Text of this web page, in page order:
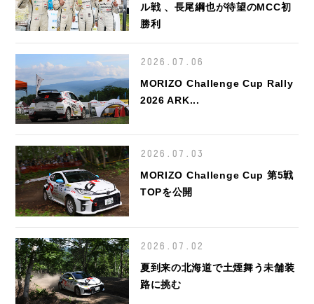
ル戦 、長尾綱也が待望のMCC初
勝利
2026.07.06
MORIZO Challenge Cup Rally
2026 ARK...
2026.07.03
MORIZO Challenge Cup 第5戦
TOPを公開
2026.07.02
夏到来の北海道で土煙舞う未舗装
路に挑む